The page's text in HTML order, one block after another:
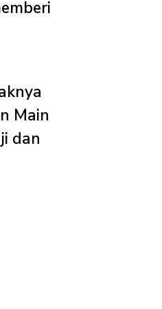
Main
dan